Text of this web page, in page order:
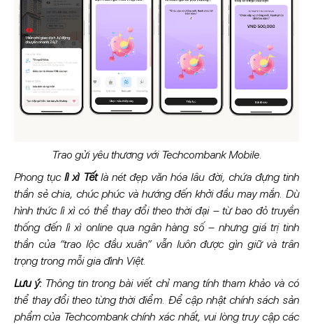
Trao gửi yêu thương với Techcombank Mobile.
Phong tụclì xì Tếtlà nét đẹp văn hóa lâu đời, chứa đựng tinh
thần sẻ chia, chúc phúc và hướng đến khởi đầu may mắn. Dù
hình thức lì xì có thể thay đổi theo thời đại – từ bao đỏ truyền
thống đến lì xì online qua ngân hàng số – nhưng giá trị tinh
thần của “trao lộc đầu xuân” vẫn luôn được gìn giữ và trân
trọng trong mỗi gia đình Việt.
Lưu ý:Thông tin trong bài viết chỉ mang tính tham khảo và có
thể thay đổi theo từng thời điểm. Để cập nhật chính sách sản
phẩm của Techcombank chính xác nhất, vui lòng truy cập các